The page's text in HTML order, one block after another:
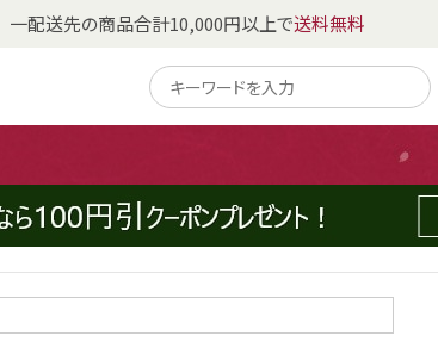
一配送先の商品合計10,000円以上で送料無料